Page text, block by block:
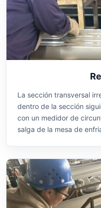
La sección transversal
dentro de la sección
con un medidor de
salga de la mesa de